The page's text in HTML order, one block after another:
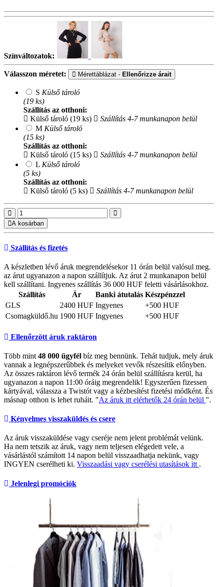
Színváltozatok:
Válasszon méretet: Mérettáblázat - Ellenőrizze árait
S Külső tároló
(19 ks)
Szállítás az otthoni:
Külső tároló (19 ks)
Szállítás 4-7 munkanapon belül
M Külső tároló
(15 ks)
Szállítás az otthoni:
Külső tároló (15 ks)
Szállítás 4-7 munkanapon belül
L Külső tároló
(5 ks)
Szállítás az otthoni:
Külső tároló (5 ks)
Szállítás 4-7 munkanapon belül
A kosárban
Szállítás és fizetés
A készletben lévő áruk megrendelésekor 11 órán belül valósul meg.
az árut ugyanazon a napon szállítjuk. Az árut 2 munkanapon belül
kell szállítani. Ingyenes szállítás 36 000 HUF feletti vásárlásokhoz.
Szállítás
Ár Banki átutalás Készpénzzel
GLS
2400 HUF Ingyenes
+500 HUF
Csomagküldő.hu 1900 HUF Ingyenes +500 HUF
Ellenőrzött áruk raktáron
Több mint 48 000 ügyfél bíz meg bennünk. Tehát tudjuk, mely áruk
vannak a legnépszerűbbek és melyeket vevők részesítik előnyben.
Az összes raktáron lévő termék 24 órán belül szállításra kerül, ha
ugyanazon a napon 11:00 óráig megrendelik! Egyszerűen fizessen
kártyával, válassza a Twistót vagy a kézbesítést fizetési módként. És
másnap otthon is lehet ruháit. "Az áruk itt elérhetők 24 órán belül ".
Kényelmes visszaküldés és csere
Az áruk visszaküldése vagy cseréje nem jelent problémát velünk.
Ha nem tetszik az áruk, vagy nem teljesen elégedett vele, a
vásárlástól számított 14 napon belül visszaadhatja nekünk, vagy
INGYEN cserélheti ki. Visszaadási vagy cserélési utasítások itt .
Jelenlegi promóciók